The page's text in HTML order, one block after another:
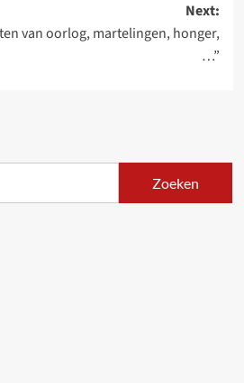
Next:
van oorlog, martelingen, honger,
…”
Zoeken